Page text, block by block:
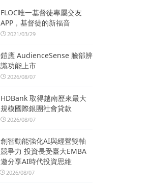
FLOC唯一基督徒專屬交友
APP，基督徒的新福音
2021/03/29
鎧應 AudienceSense 臉部辨
識功能上市
2026/08/07
HDBank 取得越南歷來最大
規模國際銀團社會貸款
2026/08/07
創智動能強化AI與經營雙軸
競爭力 投資長受臺大EMBA
邀分享AI時代投資思維
2026/08/07